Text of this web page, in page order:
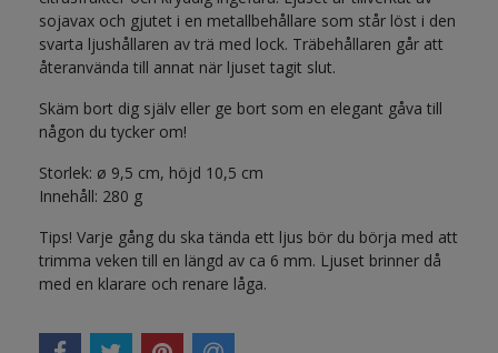
sojavax och gjutet i en metallbehållare som står löst i den
svarta ljushållaren av trä med lock. Träbehållaren går att
återanvända till annat när ljuset tagit slut.
Skäm bort dig själv eller ge bort som en elegant gåva till
någon du tycker om!
Storlek: ø 9,5 cm, höjd 10,5 cm
Innehåll: 280 g
Tips! Varje gång du ska tända ett ljus bör du börja med att
trimma veken till en längd av ca 6 mm. Ljuset brinner då
med en klarare och renare låga.